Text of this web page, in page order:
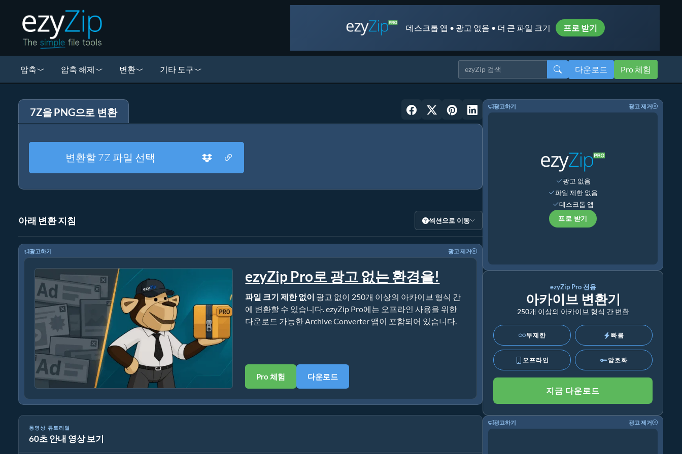
데스크톱 앱 • 광고 없음 • 더 큰 파일 크기 프로 받기
압축 압축 해제 변환 기타 도구 다운로드 Pro 체험
7Z을 PNG으로 변환
변환할 7Z 파일 선택
아래 변환 지침 섹션으로 이동
광고하기 광고 제거
ezyZip Pro로 광고 없는 환경을!
파일 크기 제한 없이 광고 없이 250개 이상의 아카이브 형식 간
에 변환할 수 있습니다. ezyZip Pro에는 오프라인 사용을 위한
다운로드 가능한 Archive Converter 앱이 포함되어 있습니다.
Pro 체험 다운로드
동영상 튜토리얼
60초 안내 영상 보기
7Z를 원본 파일로 변환하는 방법 (간단한 가이드)
광고하기 광고 제거
광고 없음
파일 제한 없음
데스크톱 앱
프로 받기
ezyZip Pro 전용
아카이브 변환기
250개 이상의 아카이브 형식 간 변환
무제한 빠름
오프라인 암호화
지금 다운로드
광고하기 광고 제거